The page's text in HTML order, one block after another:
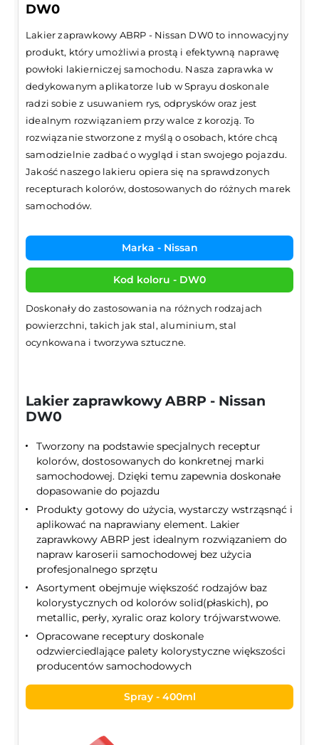
DW0
Lakier zaprawkowy ABRP - Nissan DW0 to innowacyjny
produkt, który umożliwia prostą i efektywną naprawę
powłoki lakierniczej samochodu. Nasza zaprawka w
dedykowanym aplikatorze lub w Sprayu doskonale
radzi sobie z usuwaniem rys, odprysków oraz jest
idealnym rozwiązaniem przy walce z korozją. To
rozwiązanie stworzone z myślą o osobach, które chcą
samodzielnie zadbać o wygląd i stan swojego pojazdu.
Jakość naszego lakieru opiera się na sprawdzonych
recepturach kolorów, dostosowanych do różnych marek
samochodów.
Marka - Nissan
Kod koloru - DW0
Doskonały do zastosowania na różnych rodzajach
powierzchni, takich jak stal, aluminium, stal
ocynkowana i tworzywa sztuczne.
Lakier zaprawkowy ABRP - Nissan
DW0
Tworzony na podstawie specjalnych receptur
kolorów, dostosowanych do konkretnej marki
samochodowej. Dzięki temu zapewnia doskonałe
dopasowanie do pojazdu
Produkty gotowy do użycia, wystarczy wstrząsnąć i
aplikować na naprawiany element. Lakier
zaprawkowy ABRP jest idealnym rozwiązaniem do
napraw karoserii samochodowej bez użycia
profesjonalnego sprzętu
Asortyment obejmuje większość rodzajów baz
kolorystycznych od kolorów solid(płaskich), po
metallic, perły, xyralic oraz kolory trójwarstwowe.
Opracowane receptury doskonale
odzwierciedlające palety kolorystyczne większości
producentów samochodowych
Spray - 400ml